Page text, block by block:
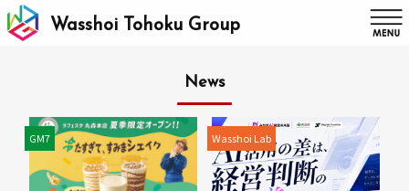
Wasshoi Tohoku Group
News
GM7 Wasshoi Lab